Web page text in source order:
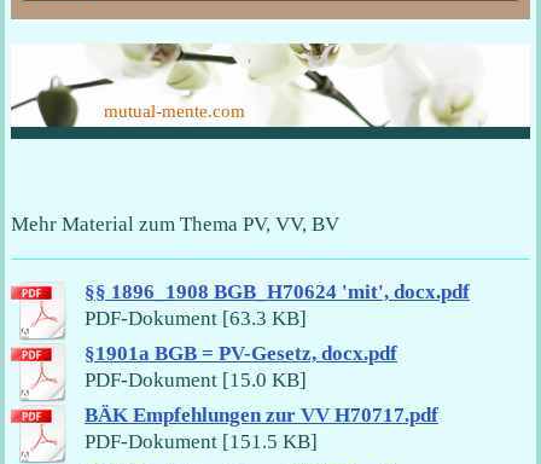
mutual-mente.com
Mehr Material zum Thema PV, VV, BV
§§ 1896_1908 BGB_H70624 'mit', docx.pdf
PDF-Dokument [63.3 KB]
§1901a BGB = PV-Gesetz, docx.pdf
PDF-Dokument [15.0 KB]
BÄK Empfehlungen zur VV H70717.pdf
PDF-Dokument [151.5 KB]